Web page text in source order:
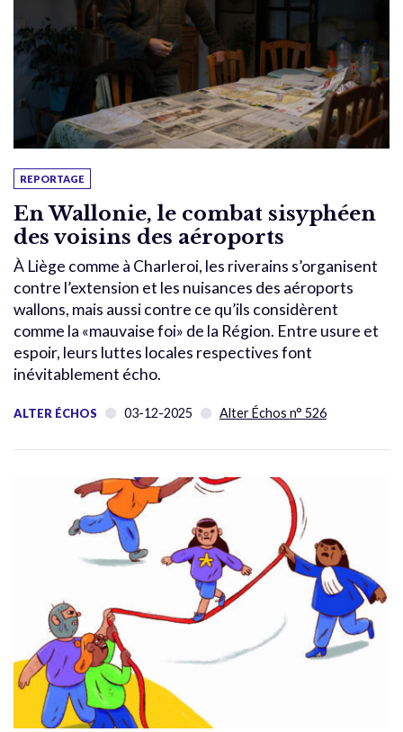
REPORTAGE
En Wallonie, le combat sisyphéen
des voisins des aéroports
À Liège comme à Charleroi, les riverains s’organisent
contre l’extension et les nuisances des aéroports
wallons, mais aussi contre ce qu’ils considèrent
comme la «mauvaise foi» de la Région. Entre usure et
espoir, leurs luttes locales respectives font
inévitablement écho.
ALTER ÉCHOS 03-12-2025 Alter Échos n° 526